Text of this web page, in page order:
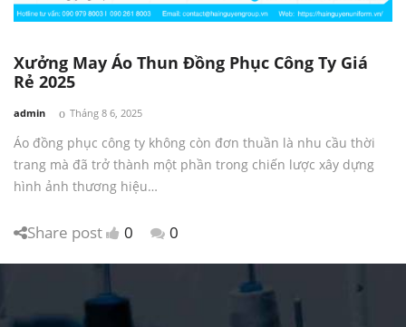
Xưởng May Áo Thun Đồng Phục Công Ty Giá
Rẻ 2025
by
admin Tháng 8 6, 2025
Áo đồng phục công ty không còn đơn thuần là nhu cầu thời
trang mà đã trở thành một phần trong chiến lược xây dựng
hình ảnh thương hiệu…
Share post 0 0